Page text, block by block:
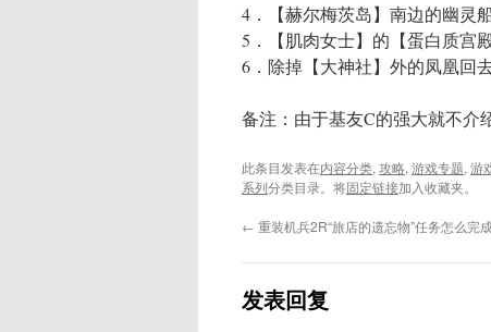
4．【赫尔梅茨岛】南边的幽灵
5．【肌肉女士】的【蛋白质宫
6．除掉【大神社】外的凤凰回
备注：由于基友C的强大就不介
此条目发表在内容分类, 攻略, 游戏专题, 游
系列分类目录。将固定链接加入收藏夹。
← 重装机兵2R“旅店的遗忘物”任务怎么完
发表回复